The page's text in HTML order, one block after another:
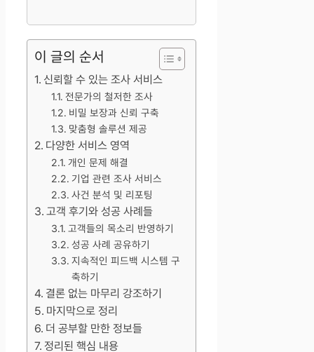
이 글의 순서
신뢰할 수 있는 조사 서비스
전문가의 철저한 조사
비밀 보장과 신뢰 구축
맞춤형 솔루션 제공
다양한 서비스 영역
개인 문제 해결
기업 관련 조사 서비스
사건 분석 및 리포팅
고객 후기와 성공 사례들
고객들의 목소리 반영하기
성공 사례 공유하기
지속적인 피드백 시스템 구
축하기
결론 없는 마무리 강조하기
마지막으로 정리
더 공부할 만한 정보들
정리된 핵심 내용